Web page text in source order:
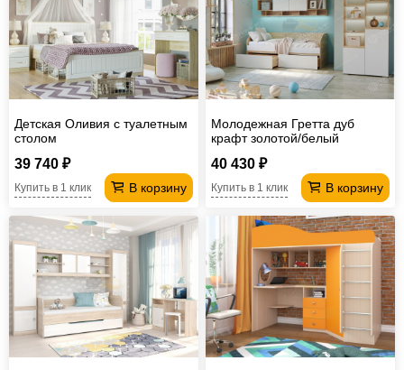
Детская Оливия с туалетным
столом
39 740 ₽
В корзину
Купить в 1 клик
Молодежная Гретта дуб
крафт золотой/белый
40 430 ₽
В корзину
Купить в 1 клик